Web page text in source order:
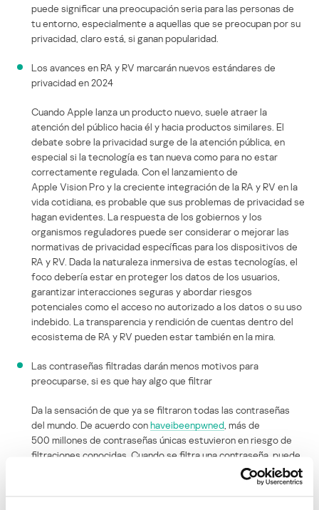
puede significar una preocupación seria para las personas de
tu entorno, especialmente a aquellas que se preocupan por su
privacidad, claro está, si ganan popularidad.
Los avances en RA y RV marcarán nuevos estándares de
privacidad en 2024
Cuando Apple lanza un producto nuevo, suele atraer la
atención del público hacia él y hacia productos similares. El
debate sobre la privacidad surge de la atención pública, en
especial si la tecnología es tan nueva como para no estar
correctamente regulada. Con el lanzamiento de
Apple Vision Pro y la creciente integración de la RA y RV en la
vida cotidiana, es probable que sus problemas de privacidad se
hagan evidentes. La respuesta de los gobiernos y los
organismos reguladores puede ser considerar o mejorar las
normativas de privacidad específicas para los dispositivos de
RA y RV. Dada la naturaleza inmersiva de estas tecnologías, el
foco debería estar en proteger los datos de los usuarios,
garantizar interacciones seguras y abordar riesgos
potenciales como el acceso no autorizado a los datos o su uso
indebido. La transparencia y rendición de cuentas dentro del
ecosistema de RA y RV pueden estar también en la mira.
Las contraseñas filtradas darán menos motivos para
preocuparse, si es que hay algo que filtrar
Da la sensación de que ya se filtraron todas las contraseñas
del mundo. De acuerdo conhaveibeenpwned , más de
500 millones de contraseñas únicas estuvieron en riesgo de
filtraciones conocidas. Cuando se filtra una contraseña, puede
: desde texto plano en la
mayoría de los sitios web mal administrados hasta hashes